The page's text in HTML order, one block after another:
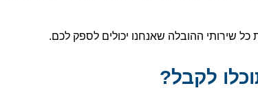
שירותי ההובלה שאנחנו יכולים לספק לכם.
לקבל?